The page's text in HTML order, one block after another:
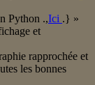
Python .,Ici .} »
et
rapprochée et
les bonnes